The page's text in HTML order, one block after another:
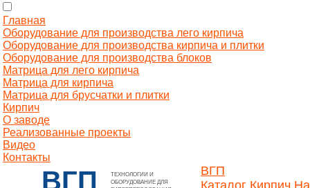
Главная
Оборудование для производства лего кирпича
Оборудование для производства кирпича и плитки
Оборудование для производства блоков
Матрица для лего кирпича
Матрица для кирпича
Матрица для брусчатки и плитки
Кирпич
О заводе
Реализованные проекты
Видео
Контакты
ВГП
ТЕХНОЛОГИИ И
ОБОРУДОВАНИЕ ДЛЯ
ВГП
Каталог Кирпич